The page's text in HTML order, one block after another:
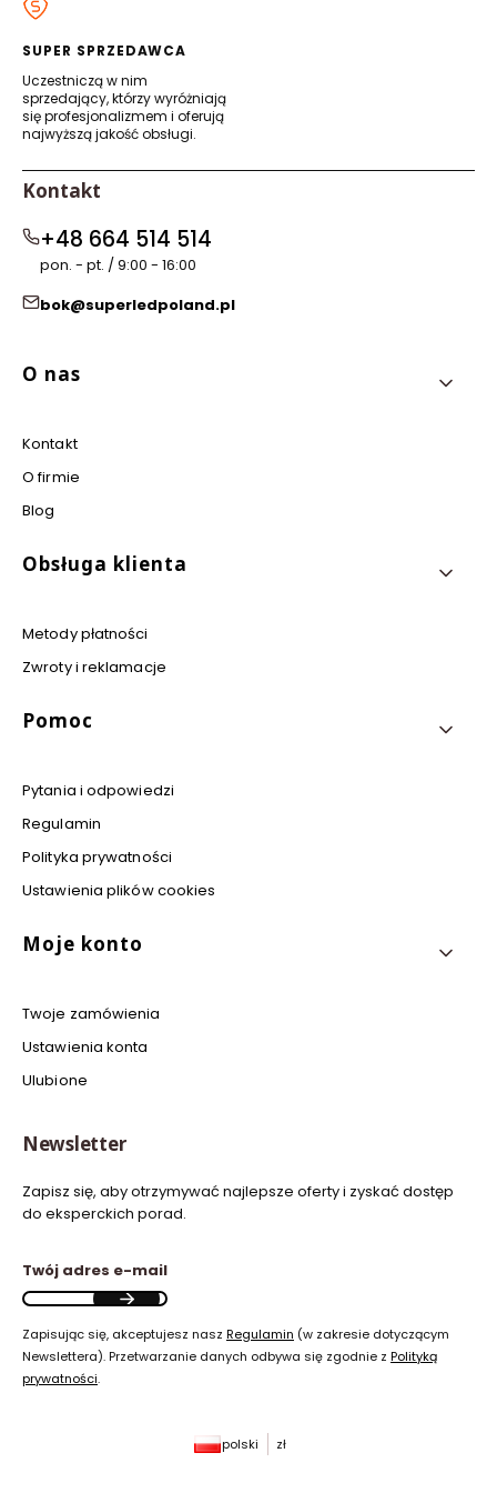
SUPER SPRZEDAWCA
Uczestniczą w nim
sprzedający, którzy wyróżniają
się profesjonalizmem i oferują
najwyższą jakość obsługi.
Kontakt
+48 664 514 514
pon. - pt. / 9:00 - 16:00
bok@superledpoland.pl
Linki w stopce
O nas
Kontakt
O firmie
Blog
Obsługa klienta
Metody płatności
Zwroty i reklamacje
Pomoc
Pytania i odpowiedzi
Regulamin
Polityka prywatności
Ustawienia plików cookies
Moje konto
Twoje zamówienia
Ustawienia konta
Ulubione
Newsletter
Zapisz się, aby otrzymywać najlepsze oferty i zyskać dostęp
do eksperckich porad.
Twój adres e-mail
Zapisując się, akceptujesz nasz Regulamin (w zakresie dotyczącym
Newslettera). Przetwarzanie danych odbywa się zgodnie z Polityką
prywatności.
polski zł